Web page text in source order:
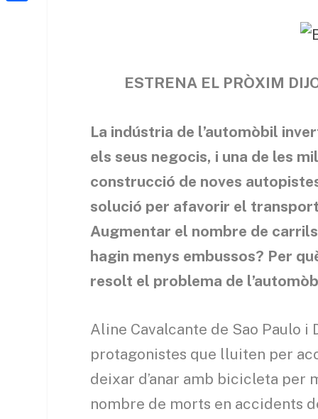
ESTRENA EL PRÒXIM
La indústria de l’automòbil
els seus negocis, i una de les
construcció de noves
solució per afavorir el
Augmentar el nombre de
hagin menys embussos? Per
resolt el problema de
Aline Cavalcante de Sao Paulo i
protagonistes que lluiten per
deixar d’anar amb bicicleta per
nombre de morts en accidents
h